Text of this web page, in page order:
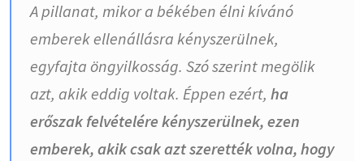
A pillanat, mikor a békében élni kívánó
emberek ellenállásra kényszerülnek,
egyfajta öngyilkosság. Szó szerint megölik
azt, akik eddig voltak. Éppen ezért, ha
erőszak felvételére kényszerülnek, ezen
emberek, akik csak azt szerették volna, hogy